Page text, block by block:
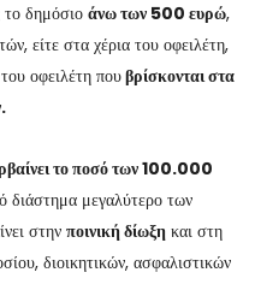
το δημόσιο άνω των 500 ευρώ,
είτε στα χέρια του οφειλέτη,
οφειλέτη πουβρίσκονται στα
το ποσό των 100.000
διάστημα μεγαλύτερο των
στην ποινική δίωξη και στη
διοικητικών, ασφαλιστικών